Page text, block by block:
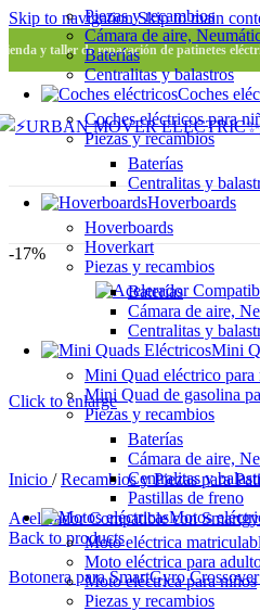
Skip to navigationSkip to main
y taller de reparación de patinetes
Piezas y recambios
Cámara de aire,
Baterías
Centralitas y balastros
Coches
Coches eléctricos para
Piezas y recambios
Baterías
Centralitas y
Hoverboards
Hoverboards
Hoverkart
Piezas y recambios
Baterías
Cámara de aire,
Centralitas y
Mini
Mini Quad eléctrico para
Mini Quad de gasolina
Piezas y recambios
Baterías
Cámara de aire,
Centralitas y
Pastillas de freno
Motos
Moto eléctrica
Moto eléctrica para
Moto eléctrica para niños
Piezas y recambios
-17%
Click to enlarge
Inicio / Recambios y Piezas para
Acelerador Compatible con
Back to products
Botonera para SmartGyro Crossover